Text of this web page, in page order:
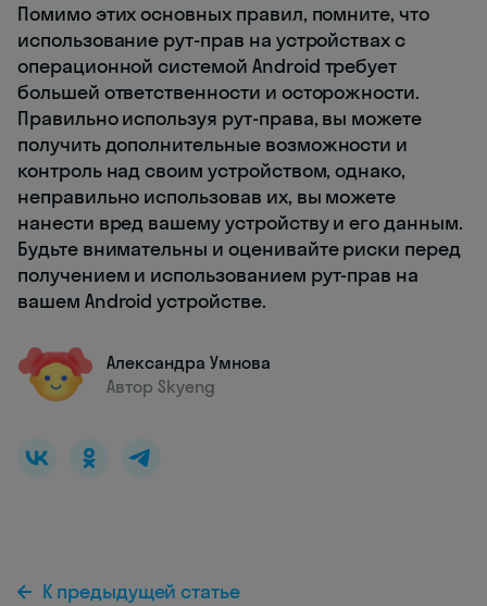
Помимо этих основных правил, помните, что
использование рут-прав на устройствах с
операционной системой Android требует
большей ответственности и осторожности.
Правильно используя рут-права, вы можете
получить дополнительные возможности и
контроль над своим устройством, однако,
неправильно использовав их, вы можете
нанести вред вашему устройству и его данным.
Будьте внимательны и оценивайте риски перед
получением и использованием рут-прав на
вашем Android устройстве.
Александра Умнова
Автор Skyeng
К предыдущей статье